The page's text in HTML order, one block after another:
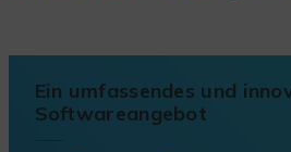
Ein umfassendes und
Softwareangebot